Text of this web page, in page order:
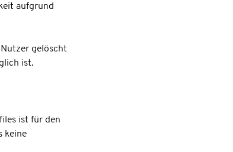
aufgrund
gelöscht
ist.
ist für den
keine